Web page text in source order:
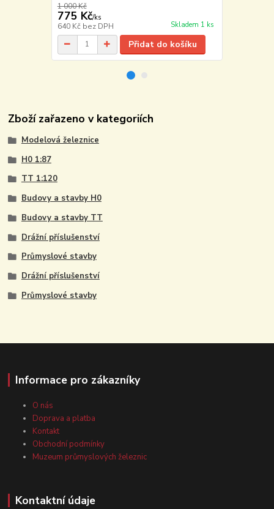
1 000 Kč
775 Kč/ks
640 Kč bez DPH Skladem 1 ks
Přidat do košíku
Zboží zařazeno v kategoriích
Modelová železnice
H0 1:87
TT 1:120
Budovy a stavby H0
Budovy a stavby TT
Drážní příslušenství
Průmyslové stavby
Drážní příslušenství
Průmyslové stavby
Informace pro zákazníky
O nás
Doprava a platba
Kontakt
Obchodní podmínky
Muzeum průmyslových železnic
Kontaktní údaje